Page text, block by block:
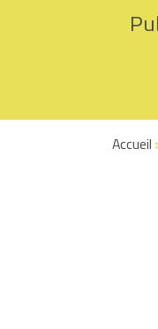
Accueil